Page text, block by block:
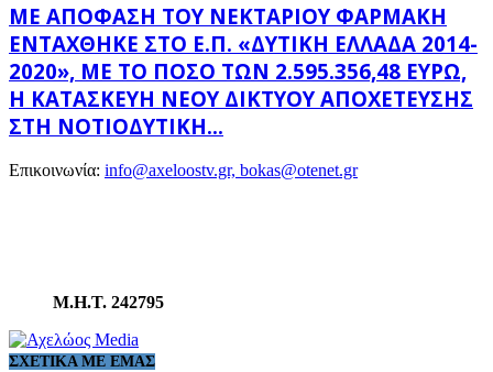
ΜΕ ΑΠΌΦΑΣΗ ΤΟΥ ΝΕΚΤΆΡΙΟΥ ΦΑΡΜΆΚΗ
ΕΝΤΆΧΘΗΚΕ ΣΤΟ Ε.Π. «ΔΥΤΙΚΉ ΕΛΛΆΔΑ 2014-
2020», ΜΕ ΤΟ ΠΟΣΌ ΤΩΝ 2.595.356,48 ΕΥΡΏ,
Η ΚΑΤΑΣΚΕΥΉ ΝΈΟΥ ΔΙΚΤΎΟΥ ΑΠΟΧΈΤΕΥΣΗΣ
ΣΤΗ ΝΟΤΙΟΔΥΤΙΚΉ...
Επικοινωνία: info@axeloostv.gr, bokas@otenet.gr
Μ.Η.Τ. 242795
ΣΧΕΤΙΚΆ ΜΕ ΕΜΆΣ